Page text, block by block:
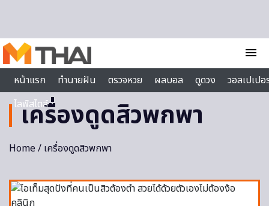
menu
หน้าแรก
ทำนายฝัน ตรวจหวย ผลบอล ดูดวง
วอลเปเป
ไลฟ์สไตล์
เครื่องดูดสิวพกพา
Home/ เครื่องดูดสิวพกพา